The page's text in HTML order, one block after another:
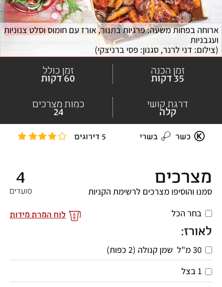
כשר בשרי 5 דירוגים
ארוחה בפחות משעה: פרגיות בתנור, אורז עם חומוס וסלט צנוניות
ועגבניות
(צילום: דני לרנר, סגנון: פסי ברניצקי)
זמן הכנה
35 דקות
זמן כולל
60 דקות
דרגת קושי
קלה
כמות מצרכים
24
מצרכים 4
סועדים
לוח המרת מידות
סמנו והוסיפו מצרכים לרשימת הקניות
בחר הכל
לאורז:
30מ"ל שמן קנולה (2 כפות)
1 בצל